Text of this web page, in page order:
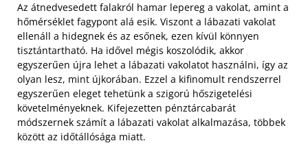
Az átnedvesedett falakról hamar lepereg a vakolat, amint a
hőmérséklet fagypont alá esik. Viszont a lábazati vakolat
ellenáll a hidegnek és az esőnek, ezen kívül könnyen
tisztántartható. Ha idővel mégis koszolódik, akkor
egyszerűen újra lehet a lábazati vakolatot használni, így az
olyan lesz, mint újkorában. Ezzel a kifinomult rendszerrel
egyszerűen eleget tehetünk a szigorú hőszigetelési
követelményeknek. Kifejezetten pénztárcabarát
módszernek számít a lábazati vakolat alkalmazása, többek
között az időtállósága miatt.